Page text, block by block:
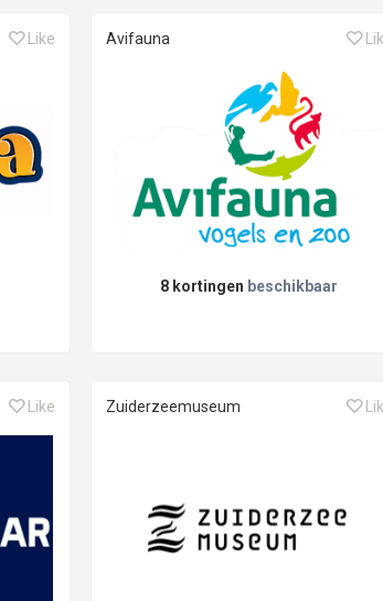
Like Avifauna
8 kortingen beschikbaar
Like Zuiderzeemuseum